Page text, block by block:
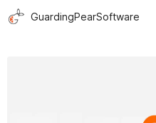
GuardingPearSoftware